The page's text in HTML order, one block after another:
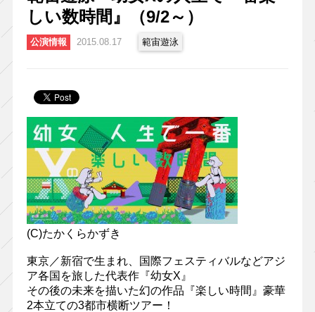
しい数時間』（9/2～）
公演情報 2015.08.17 範宙遊泳
(C)たかくらかずき
東京／新宿で生まれ、国際フェスティバルなどアジ
ア各国を旅した代表作『幼女X』
その後の未来を描いた幻の作品『楽しい時間』豪華
2本立ての3都市横断ツアー！